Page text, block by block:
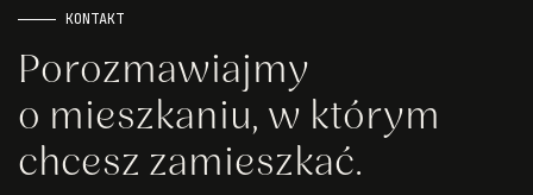
KONTAKT
Porozmawiajmy
o mieszkaniu, w którym
chcesz zamieszkać.